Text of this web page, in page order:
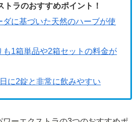
トラのおすすめポイント！
ダに基づいた天然のハーブが使
も1箱単品や2箱セットの料金が
に2錠と非常に飲みやすい